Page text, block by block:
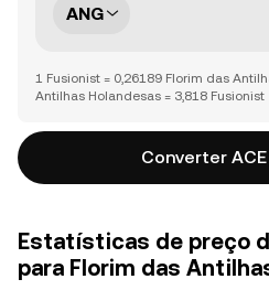
ANG
1 Fusionist = 0,26189 Florim das
Antilhas Holandesas = 3,818 Fusionist
Converter
Estatísticas de preço
para Florim das